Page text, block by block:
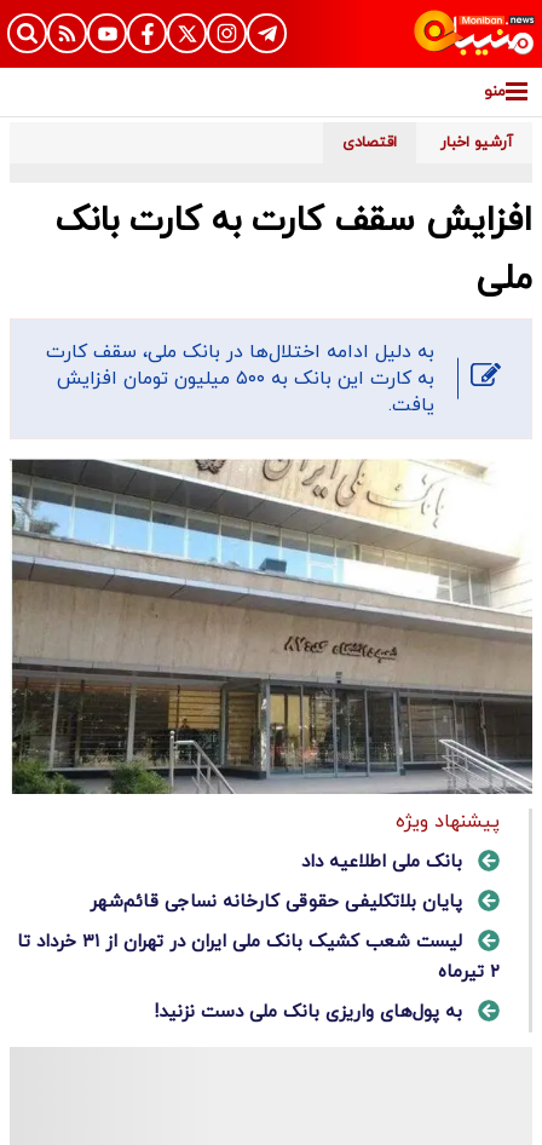
منو
آرشیو اخبار اقتصادی
افزایش سقف کارت به کارت بانک
ملی
به دلیل ادامه اختلال‌ها در بانک ملی، سقف کارت
به کارت این بانک به ۵۰۰ میلیون تومان افزایش
یافت.
پیشنهاد ویژه
بانک ملی اطلاعیه داد
پایان بلاتکلیفی حقوقی کارخانه نساجی قائم‌شهر
لیست شعب کشیک بانک ملی ایران در تهران از ۳۱ خرداد تا
۲ تیرماه
به پول‌های واریزی بانک ملی دست نزنید!